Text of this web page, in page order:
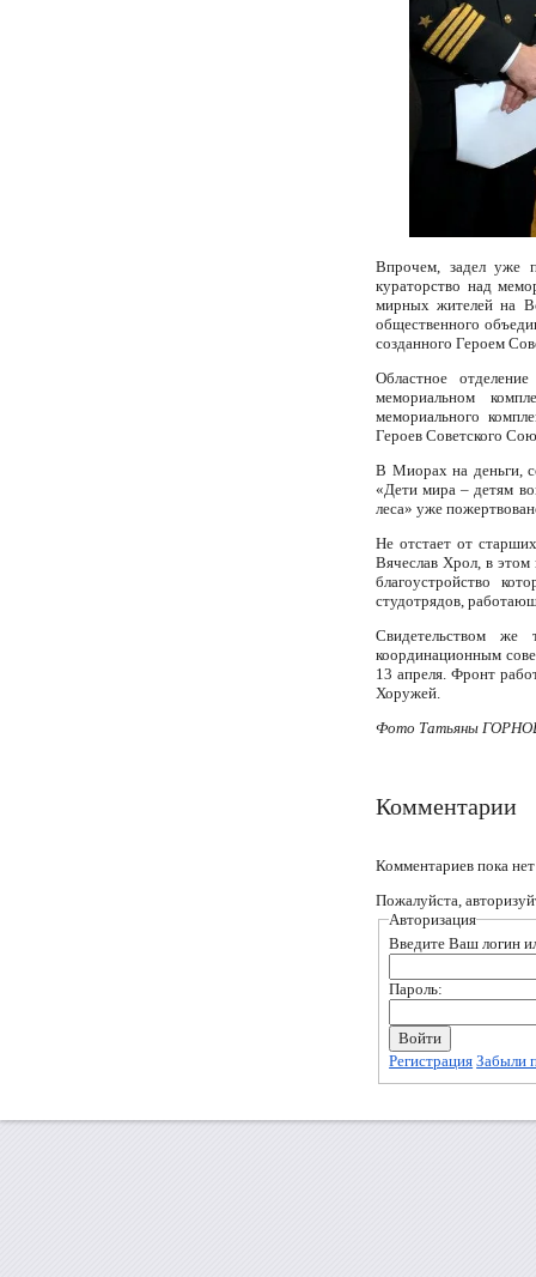
Впрочем, задел уже
кураторство над
мирных жителей на
общественного
созданного Героем
Областное
мемориальном
мемориального
Героев Советского
В Миорах на деньги,
«Дети мира – детям
леса» уже
Не отстает от
Вячеслав Хрол, в этом
благоустройство
студотрядов,
Свидетельством же
координационным
13 апреля. Фронт
Хоружей.
Фото Татьяны
Комментарии
Комментариев пока нет
Пожалуйста,
Авторизация
Введите Ваш логин
Пароль:
Регистрация Забыли